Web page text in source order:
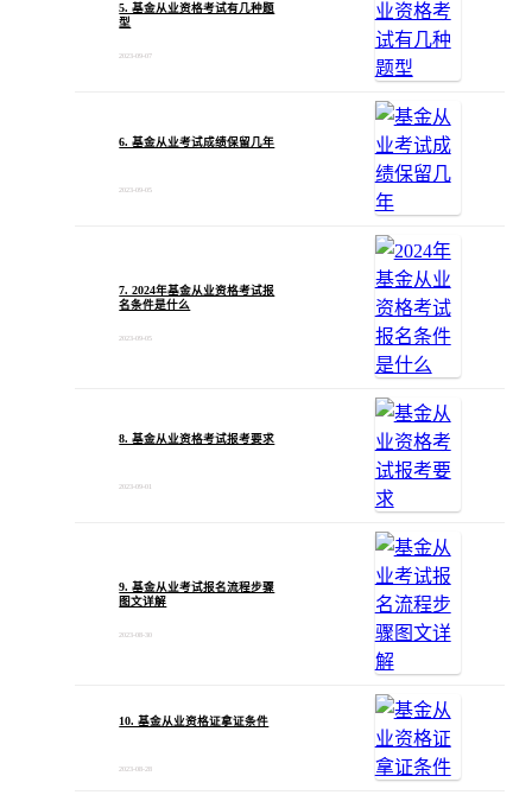
5. 基金从业资格考试有几种题
型
2023-09-07
6. 基金从业考试成绩保留几年
2023-09-05
7. 2024年基金从业资格考试报
名条件是什么
2023-09-05
8. 基金从业资格考试报考要求
2023-09-01
9. 基金从业考试报名流程步骤
图文详解
2023-08-30
10. 基金从业资格证拿证条件
2023-08-28